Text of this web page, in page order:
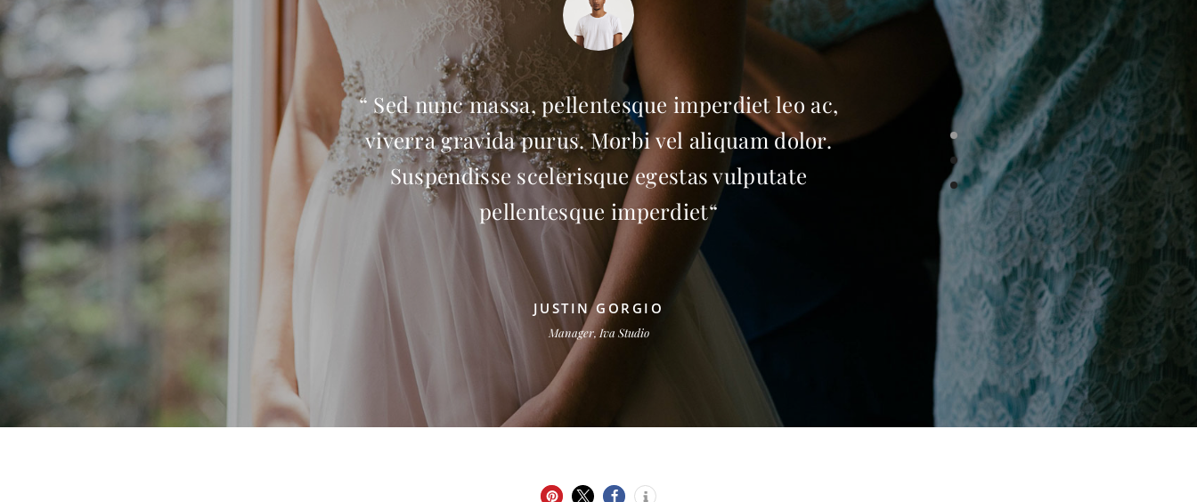
“ Sed nunc massa, pellentesque imperdiet leo ac,
viverra gravida purus. Morbi vel aliquam dolor.
Suspendisse scelerisque egestas vulputate
pellentesque imperdiet“
JUSTIN GORGIO
Manager, Iva Studio